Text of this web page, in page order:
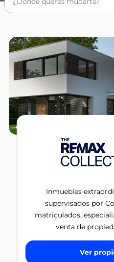
Inmuebles
supervisados por
matriculados,
venta de
Ver